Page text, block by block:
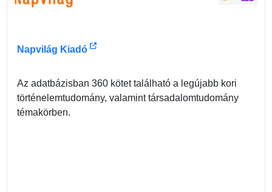
Napvilág Kiadó
Az adatbázisban 360 kötet található a legújabb kori
történelemtudomány, valamint társadalomtudomány
témakörben.